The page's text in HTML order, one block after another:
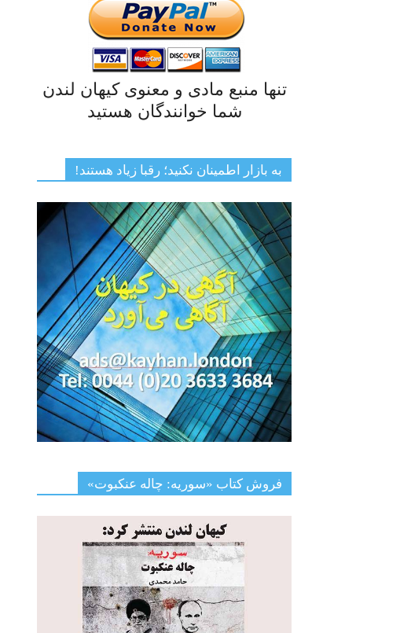
تنها منبع مادی و معنوی کیهان لندن
شما خوانندگان هستید
به بازار اطمینان نکنید؛ رقبا زیاد هستند!
فروش کتاب «سوریه: چاله عنکبوت»